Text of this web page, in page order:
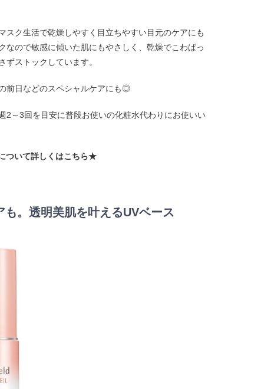
スク生活で乾燥しやすく目立ちやすい目元のケアにも
なので敏感に傾いた肌にもやさしく、乾燥でこわばっ
ずストックしています。
前日などのスペシャルケアにも◎
2～3回を目安に普段お使いの化粧水代わりにお使いい
ついて詳しくはこちら★
。透明美肌を叶えるUVベース